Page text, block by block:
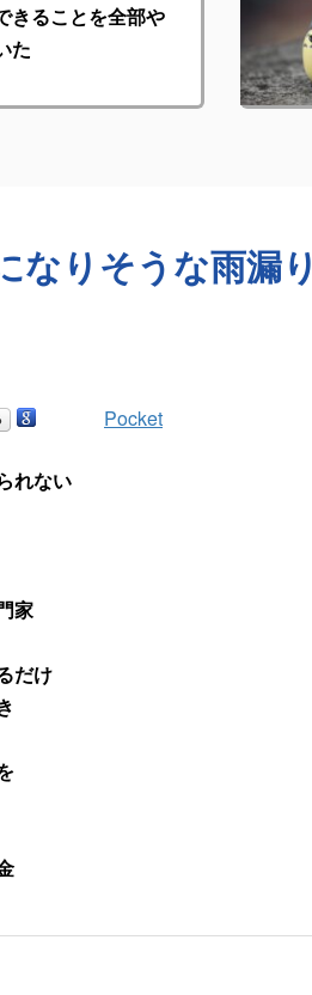
ることを全部や
た
なりそうな雨漏り
Pocket
れない
家
だけ